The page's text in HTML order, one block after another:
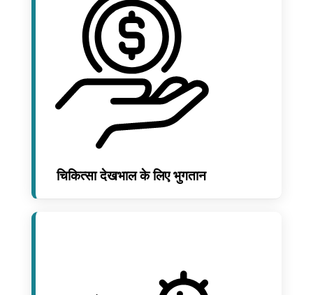
चिकित्सा देखभाल के लिए भुगतान